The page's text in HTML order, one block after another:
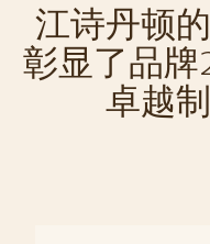
江诗丹顿
彰显了品
卓越